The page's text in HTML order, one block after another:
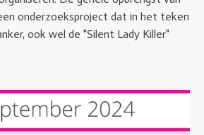
onderzoeksproject dat in het teken
ook wel de "Silent Lady Killer"